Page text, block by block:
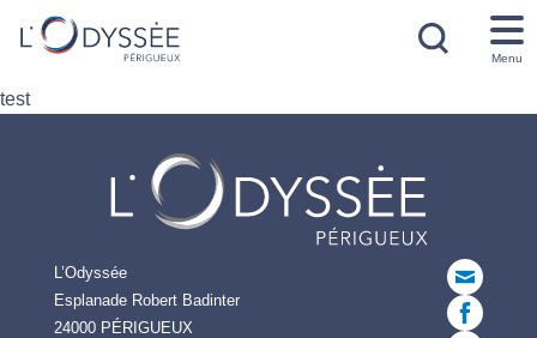
Menu
test
L’Odyssée
Esplanade Robert Badinter
24000 PÉRIGUEUX